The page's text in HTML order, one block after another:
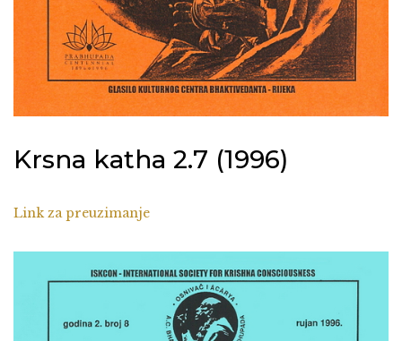
Krsna katha 2.7 (1996)
Link za preuzimanje